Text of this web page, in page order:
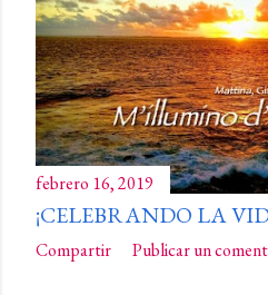
febrero 16, 2019
¡CELEBRANDO LA
Compartir Publicar un